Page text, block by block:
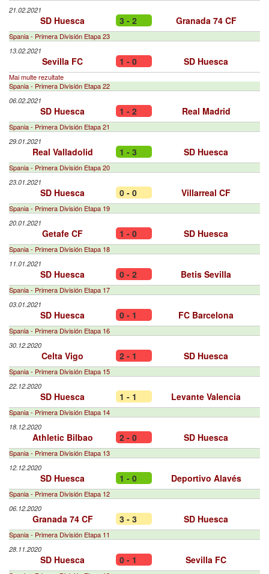
21.02.2021
SD Huesca 3 - 2 Granada 74 CF
Spania - Primera División Etapa 23
13.02.2021
Sevilla FC 1 - 0 SD Huesca
Mai multe rezultate
Spania - Primera División Etapa 22
06.02.2021
SD Huesca 1 - 2 Real Madrid
Spania - Primera División Etapa 21
29.01.2021
Real Valladolid 1 - 3 SD Huesca
Spania - Primera División Etapa 20
23.01.2021
SD Huesca 0 - 0 Villarreal CF
Spania - Primera División Etapa 19
20.01.2021
Getafe CF 1 - 0 SD Huesca
Spania - Primera División Etapa 18
11.01.2021
SD Huesca 0 - 2 Betis Sevilla
Spania - Primera División Etapa 17
03.01.2021
SD Huesca 0 - 1 FC Barcelona
Spania - Primera División Etapa 16
30.12.2020
Celta Vigo 2 - 1 SD Huesca
Spania - Primera División Etapa 15
22.12.2020
SD Huesca 1 - 1 Levante Valencia
Spania - Primera División Etapa 14
18.12.2020
Athletic Bilbao 2 - 0 SD Huesca
Spania - Primera División Etapa 13
12.12.2020
SD Huesca 1 - 0 Deportivo Alavés
Spania - Primera División Etapa 12
06.12.2020
Granada 74 CF 3 - 3 SD Huesca
Spania - Primera División Etapa 11
28.11.2020
SD Huesca 0 - 1 Sevilla FC